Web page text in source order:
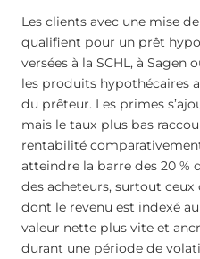
Les clients avec une mise
qualifient pour un prêt
versées à la SCHL, à Sagen
les produits hypothécaires
du prêteur. Les primes
mais le taux plus bas
rentabilité
atteindre la barre des 20 %
des acheteurs, surtout
dont le revenu est indexé
valeur nette plus vite et
durant une période de